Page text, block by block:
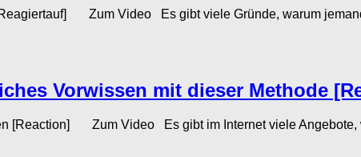
Zum Video Es gibt viele Gründe, warum
Vorwissen mit dieser Methode
[Reaction] Zum Video Es gibt im Internet viele